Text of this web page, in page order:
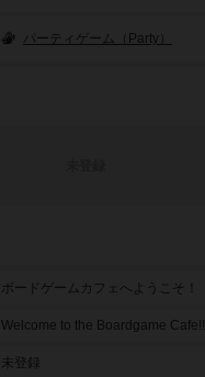
パーティゲーム（Party）
ボードゲームカフェへようこそ！
Welcome to the Boardgame Cafe!!
未登録